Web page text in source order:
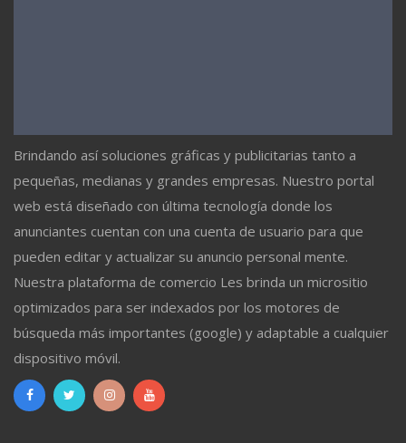
Brindando así soluciones gráficas y publicitarias tanto a
pequeñas, medianas y grandes empresas. Nuestro portal
web está diseñado con última tecnología donde los
anunciantes cuentan con una cuenta de usuario para que
pueden editar y actualizar su anuncio personal mente.
Nuestra plataforma de comercio Les brinda un micrositio
optimizados para ser indexados por los motores de
búsqueda más importantes (google) y adaptable a cualquier
dispositivo móvil.